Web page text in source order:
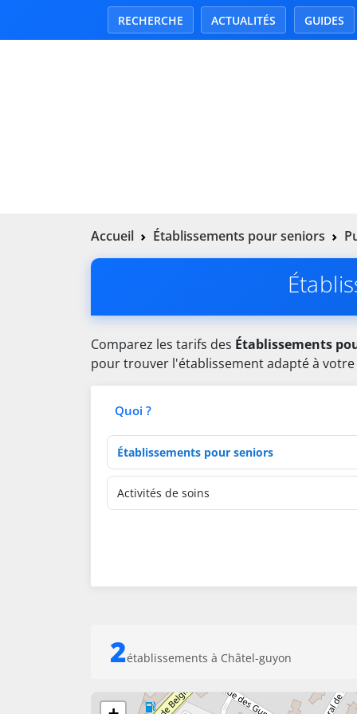
RECHERCHE ACTUALITÉS GUIDES
Accueil Établissements pour seniors
Comparez les tarifs des Établissements
pour trouver l'établissement adapté à
Quoi ?
Type d'établissement
Activités de soins
2établissements à Châtel-guyon